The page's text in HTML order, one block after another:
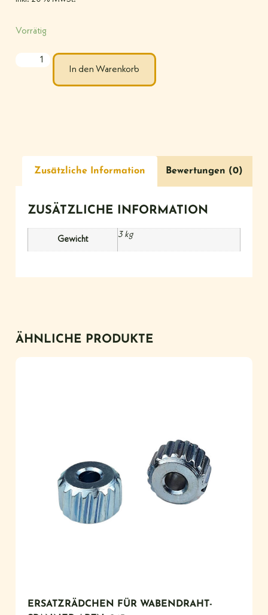
Vorrätig
In den Warenkorb
Zusätzliche Information Bewertungen (0)
ZUSÄTZLICHE INFORMATION
Gewicht
3 kg
ÄHNLICHE PRODUKTE
ERSATZRÄDCHEN FÜR WABENDRAHT-